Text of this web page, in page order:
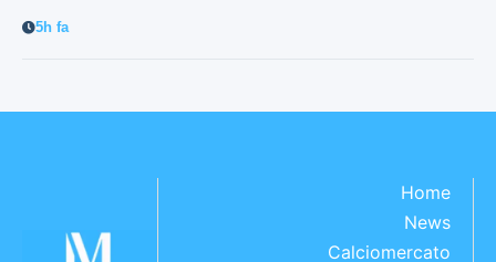
5h fa
Home
News
Calciomercato